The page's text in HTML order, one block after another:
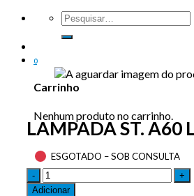
0
Carrinho
Nenhum produto no carrinho.
LAMPADA ST. A60
ESGOTADO – SOB CONSULTA
Adicionar